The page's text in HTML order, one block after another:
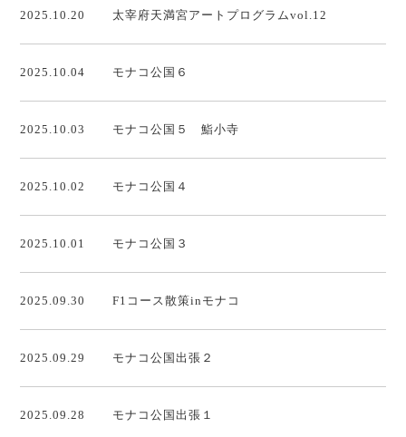
2025.10.20 太宰府天満宮アートプログラムvol.12
2025.10.04 モナコ公国６
2025.10.03 モナコ公国５ 鮨小寺
2025.10.02 モナコ公国４
2025.10.01 モナコ公国３
2025.09.30 F1コース散策inモナコ
2025.09.29 モナコ公国出張２
2025.09.28 モナコ公国出張１